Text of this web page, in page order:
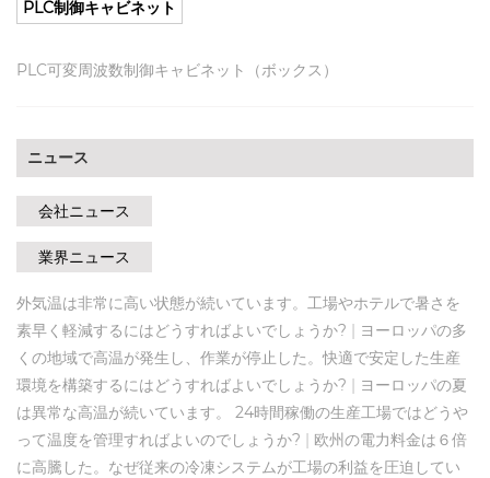
PLC制御キャビネット
PLC可変周波数制御キャビネット（ボックス）
ニュース
会社ニュース
業界ニュース
外気温は非常に高い状態が続いています。工場やホテルで暑さを
素早く軽減するにはどうすればよいでしょうか? | ヨーロッパの多
くの地域で高温が発生し、作業が停止した。快適で安定した生産
環境を構築するにはどうすればよいでしょうか? | ヨーロッパの夏
は異常な高温が続いています。 24時間稼働の生産工場ではどうや
って温度を管理すればよいのでしょうか? | 欧州の電力料金は６倍
に高騰した。なぜ従来の冷凍システムが工場の利益を圧迫してい